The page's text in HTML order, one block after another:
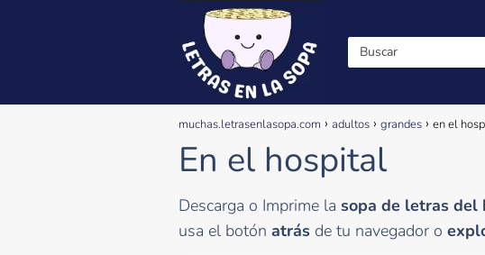
muchas.letrasenlasopa.com adultos grandes en el
En el hospital
Descarga o Imprime la sopa de letras del
usa el botón atrás de tu navegador o